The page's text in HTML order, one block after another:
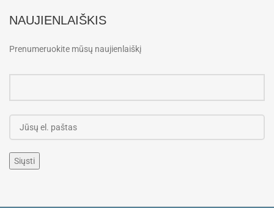
NAUJIENLAIŠKIS
Prenumeruokite mūsų naujienlaiškį